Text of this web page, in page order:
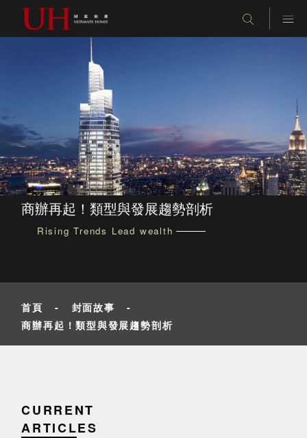
商辦再起！類型與發展趨勢剖析
Rising Trends Lead wealth
首頁 - 封面故事
-
商辦再起！類型與發展趨勢剖析
CURRENT
ARTICLES